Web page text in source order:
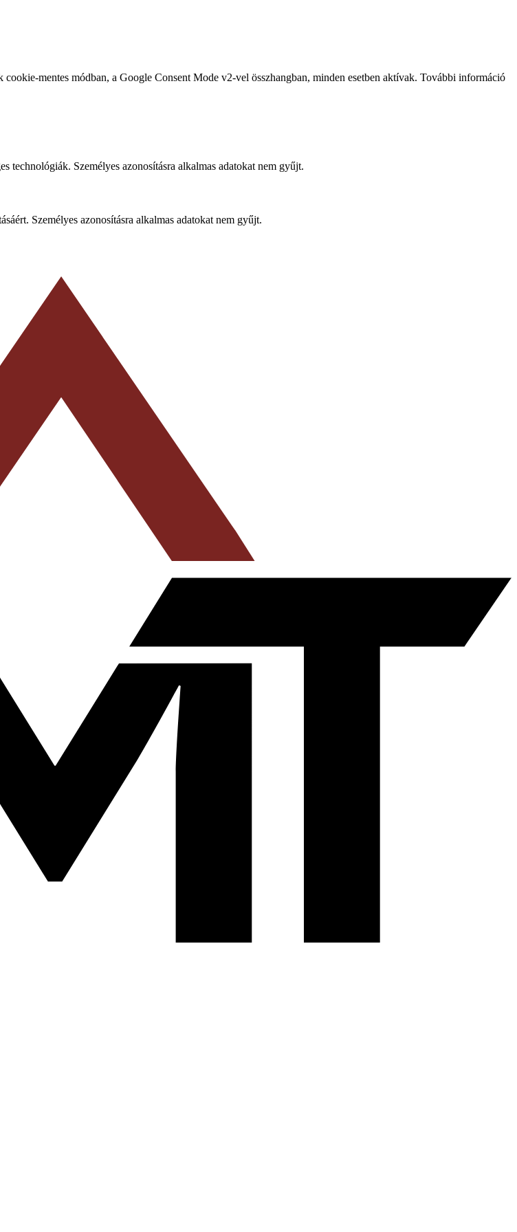
mentes módban, a Google Consent Mode v2-vel összhangban, minden esetben aktívak. További információ
technológiák. Személyes azonosításra alkalmas adatokat nem gyűjt.
Személyes azonosításra alkalmas adatokat nem gyűjt.